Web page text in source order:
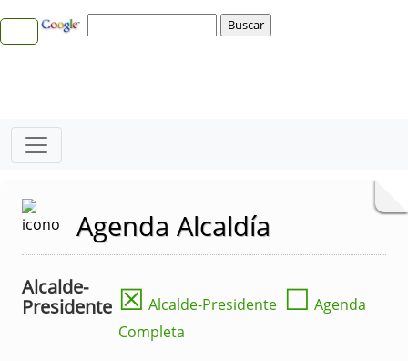
Agenda Alcaldía
Alcalde-
Presidente ☒ Alcalde-Presidente ☐ Agenda
Completa